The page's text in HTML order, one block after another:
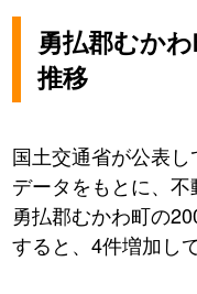
勇払郡むか
推移
国土交通省が公表
データをもとに、不
勇払郡むかわ町の
すると、4件増加し